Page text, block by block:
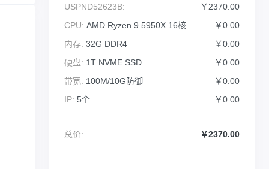
USPND52623B:
￥2370.00
CPU: AMD Ryzen 9 5950X 16核
￥0.00
内存: 32G DDR4
￥0.00
硬盘: 1T NVME SSD
￥0.00
带宽: 100M/10G防御
￥0.00
IP: 5个 ￥0.00
总价: ￥2370.00